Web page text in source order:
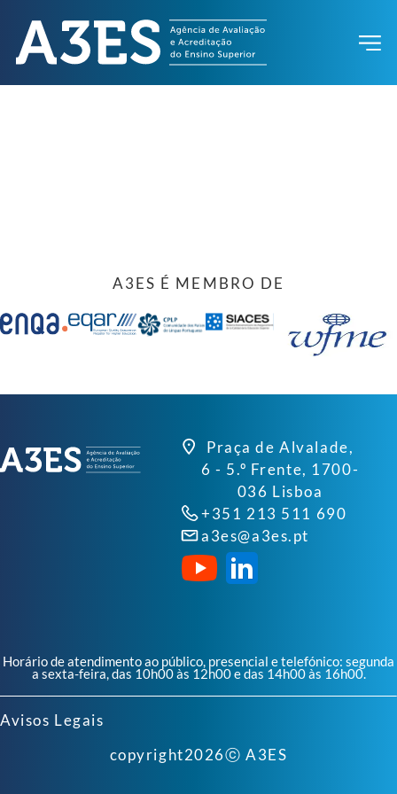
A3ES É MEMBRO DE
Praça de Alvalade,
6 - 5.º Frente, 1700-
036 Lisboa
+351 213 511 690
a3es@a3es.pt
Horário de atendimento ao público, presencial e telefónico: segunda
a sexta-feira, das 10h00 às 12h00 e das 14h00 às 16h00.
Avisos Legais
copyright2026ⓒ A3ES